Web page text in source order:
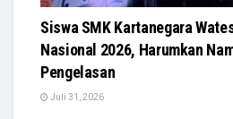
Siswa SMK Kartanegara
Nasional 2026, Harumkan
Pengelasan
Juli 31, 2026